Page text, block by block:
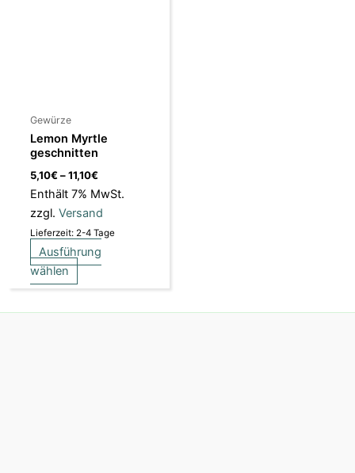
Gewürze
Lemon Myrtle
geschnitten
5,10€ –11,10€
Enthält 7% MwSt.
zzgl. Versand
Lieferzeit: 2-4 Tage
Ausführung
wählen
auf
der
Produktseite
gewählt
werden